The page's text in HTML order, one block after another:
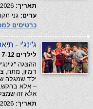
תאריך:
ערים: גני
כרטיסים
ג'ינג'י -
לילדים 7-12
ההצגה
דמיון, מתח,
ילד שמגלה
– אלא
אלא זה
תאריך: